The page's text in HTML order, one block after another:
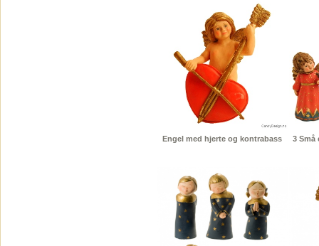
Engel med hjerte og kontrabass 3 Små